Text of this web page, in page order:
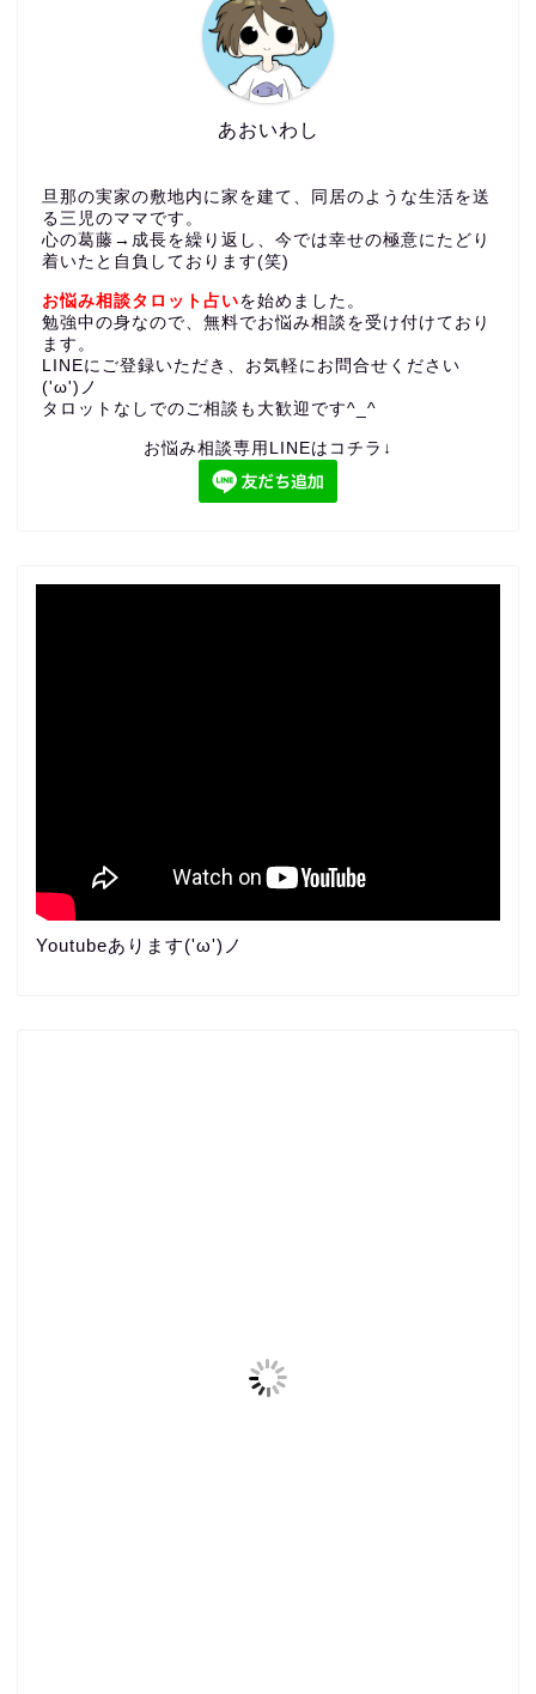
あおいわし
旦那の実家の敷地内に家を建て、同居のような生活を送
る三児のママです。
心の葛藤→成長を繰り返し、今では幸せの極意にたどり
着いたと自負しております(笑)
お悩み相談タロット占いを始めました。
勉強中の身なので、無料でお悩み相談を受け付けており
ます。
LINEにご登録いただき、お気軽にお問合せください
('ω')ノ
タロットなしでのご相談も大歓迎です^_^
お悩み相談専用LINEはコチラ↓
Youtubeあります('ω')ノ